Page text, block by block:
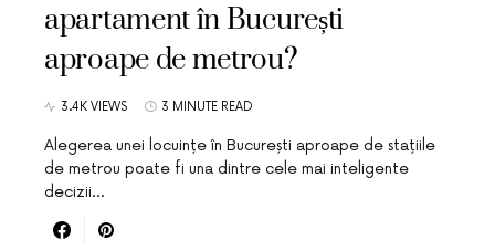
apartament în București
aproape de metrou?
3.4K VIEWS 3 MINUTE READ
Alegerea unei locuințe în București aproape de stațiile
de metrou poate fi una dintre cele mai inteligente
decizii…